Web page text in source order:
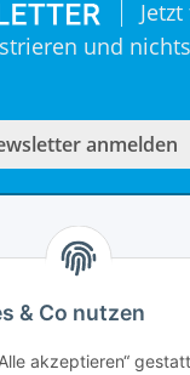
und
anmelden
& Co nutzen
akzeptieren“